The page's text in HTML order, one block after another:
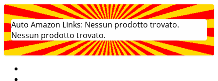
Auto Amazon Links: Nessun prodotto trovato.
Nessun prodotto trovato.